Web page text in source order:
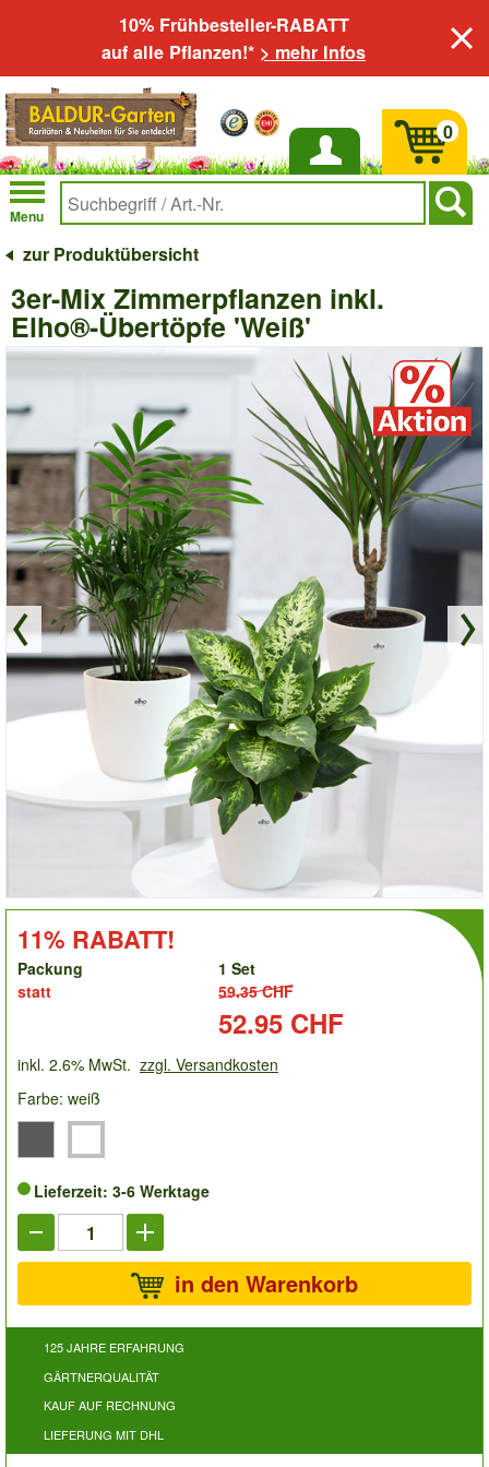
10% Frühbesteller-RABATT
auf alle Pflanzen!* > mehr Infos
Anmelden
Menu
0
zur Produktübersicht
3er-Mix Zimmerpflanzen inkl.
Elho®-Übertöpfe 'Weiß'
order
RABATT!:
11% RABATT!
Packung
1 Set
statt
59.35 CHF
52.95 CHF
inkl. 2.6% MwSt. zzgl. Versandkosten
Farbe: weiß
Lieferzeit: 3-6 Werktage
in den Warenkorb
125 JAHRE ERFAHRUNG
GÄRTNERQUALITÄT
KAUF AUF RECHNUNG
LIEFERUNG MIT DHL